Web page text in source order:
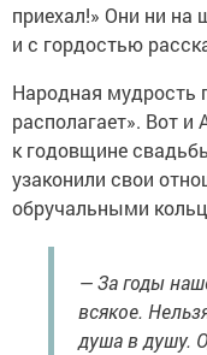
приехал!» Они ни на
и с гордостью
Народная мудрость
располагает». Вот и
к годовщине
узаконили свои
обручальными
— За годы
всякое.
душа в душу.